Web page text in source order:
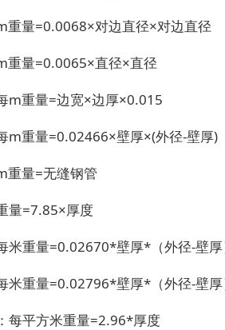
重量=0.0068×对边直径×对边直径
重量=0.0065×直径×直径
m重量=边宽×边厚×0.015
m重量=0.02466×壁厚×(外径-壁厚)
重量=无缝钢管
量=7.85×厚度
米重量=0.02670*壁厚*（外径-壁厚
米重量=0.02796*壁厚*（外径-壁厚
每平方米重量=2.96*厚度